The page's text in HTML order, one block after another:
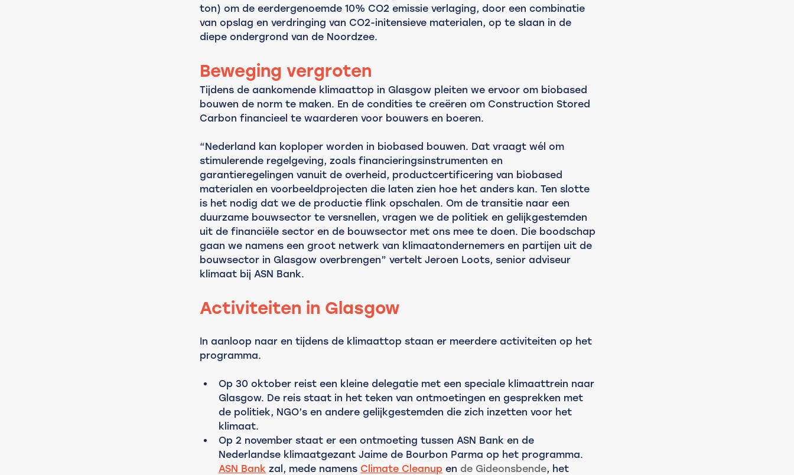
ton) om de eerdergenoemde 10% CO2 emissie verlaging, door een combinatie
van opslag en verdringing van CO2-initensieve materialen, op te slaan in de
diepe ondergrond van de Noordzee.
Beweging vergroten
Tijdens de aankomende klimaattop in Glasgow pleiten we ervoor om biobased
bouwen de norm te maken. En de condities te creëren om Construction Stored
Carbon financieel te waarderen voor bouwers en boeren.
“Nederland kan koploper worden in biobased bouwen. Dat vraagt wél om
stimulerende regelgeving, zoals financieringsinstrumenten en
garantieregelingen vanuit de overheid, productcertificering van biobased
materialen en voorbeeldprojecten die laten zien hoe het anders kan. Ten slotte
is het nodig dat we de productie flink opschalen. Om de transitie naar een
duurzame bouwsector te versnellen, vragen we de politiek en gelijkgestemden
uit de financiële sector en de bouwsector met ons mee te doen. Die boodschap
gaan we namens een groot netwerk van klimaatondernemers en partijen uit de
bouwsector in Glasgow overbrengen” vertelt Jeroen Loots, senior adviseur
klimaat bij ASN Bank.
Activiteiten in Glasgow
In aanloop naar en tijdens de klimaattop staan er meerdere activiteiten op het
programma.
Op 30 oktober reist een kleine delegatie met een speciale klimaattrein naar
Glasgow. De reis staat in het teken van ontmoetingen en gesprekken met
de politiek, NGO’s en andere gelijkgestemden die zich inzetten voor het
klimaat.
Op 2 november staat er een ontmoeting tussen ASN Bank en de
Nederlandse klimaatgezant Jaime de Bourbon Parma op het programma.
ASN Bank zal, mede namens Climate Cleanup en de Gideonsbende, het